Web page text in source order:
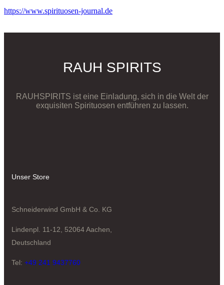
https://www.spirituosen-journal.de
RAUH SPIRITS
RAUHSPIRITS ist eine Einladung, sich in die Welt der
exquisiten Spirituosen entführen zu lassen.
Unser Store
Schneiderwind GmbH & Co. KG
Lindenpl. 11-12, 52064 Aachen,
Deutschland
Tel: +49 241 9437760